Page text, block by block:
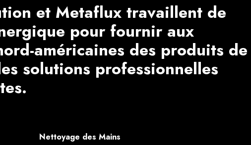
et Metaflux travaillent de
pour fournir aux
américaines des produits de
solutions professionnelles
Nettoyage des Mains